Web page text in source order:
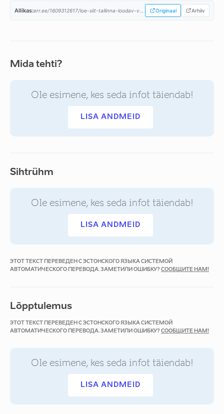
Allikas: Originaal Arhiiv
Mida tehti?
Ole esimene, kes seda infot täiendab!
LISA ANDMEID
Sihtrühm
Ole esimene, kes seda infot täiendab!
LISA ANDMEID
ЭТОТ ТЕКСТ ПЕРЕВЕДЕН С ЭСТОНСКОГО ЯЗЫКА СИСТЕМОЙ
АВТОМАТИЧЕСКОГО ПЕРЕВОДА. ЗАМЕТИЛИ ОШИБКУ? СООБЩИТЕ НАМ!
Lõpptulemus
ЭТОТ ТЕКСТ ПЕРЕВЕДЕН С ЭСТОНСКОГО ЯЗЫКА СИСТЕМОЙ
АВТОМАТИЧЕСКОГО ПЕРЕВОДА. ЗАМЕТИЛИ ОШИБКУ? СООБЩИТЕ НАМ!
Ole esimene, kes seda infot täiendab!
LISA ANDMEID